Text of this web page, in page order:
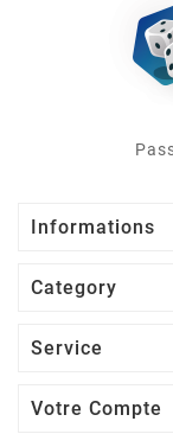
Informations
Category
Service
Votre Compte